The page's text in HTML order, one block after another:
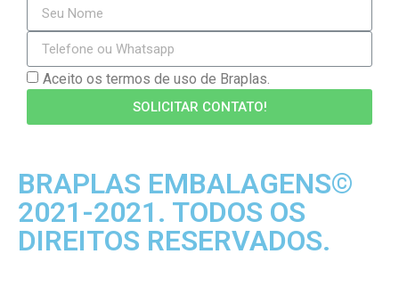
Aceito os termos de uso de Braplas.
SOLICITAR CONTATO!
BRAPLAS EMBALAGENS©
2021-2021. TODOS OS
DIREITOS RESERVADOS.